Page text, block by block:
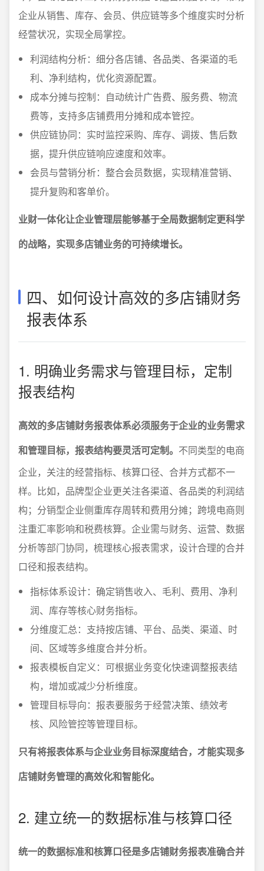
企业从销售、库存、会员、供应链等多个维度实时分析
经营状况，实现全局掌控。
利润结构分析：细分各店铺、各品类、各渠道的毛
利、净利结构，优化资源配置。
成本分摊与控制：自动统计广告费、服务费、物流
费等，支持多店铺费用分摊和成本管控。
供应链协同：实时监控采购、库存、调拨、售后数
据，提升供应链响应速度和效率。
会员与营销分析：整合会员数据，实现精准营销、
提升复购和客单价。
业财一体化让企业管理层能够基于全局数据制定更科学
的战略，实现多店铺业务的可持续增长。
四、如何设计高效的多店铺财务
报表体系
1. 明确业务需求与管理目标，定制
报表结构
高效的多店铺财务报表体系必须服务于企业的业务需求
和管理目标，报表结构要灵活可定制。 不同类型的电商
企业，关注的经营指标、核算口径、合并方式都不一
样。比如，品牌型企业更关注各渠道、各品类的利润结
构；分销型企业侧重库存周转和费用分摊；跨境电商则
注重汇率影响和税费核算。企业需与财务、运营、数据
分析等部门协同，梳理核心报表需求，设计合理的合并
口径和报表结构。
指标体系设计：确定销售收入、毛利、费用、净利
润、库存等核心财务指标。
分维度汇总：支持按店铺、平台、品类、渠道、时
间、区域等多维度合并分析。
报表模板自定义：可根据业务变化快速调整报表结
构，增加或减少分析维度。
管理目标导向：报表要服务于经营决策、绩效考
核、风险管控等管理目标。
只有将报表体系与企业业务目标深度结合，才能实现多
店铺财务管理的高效化和智能化。
2. 建立统一的数据标准与核算口径
统一的数据标准和核算口径是多店铺财务报表准确合并